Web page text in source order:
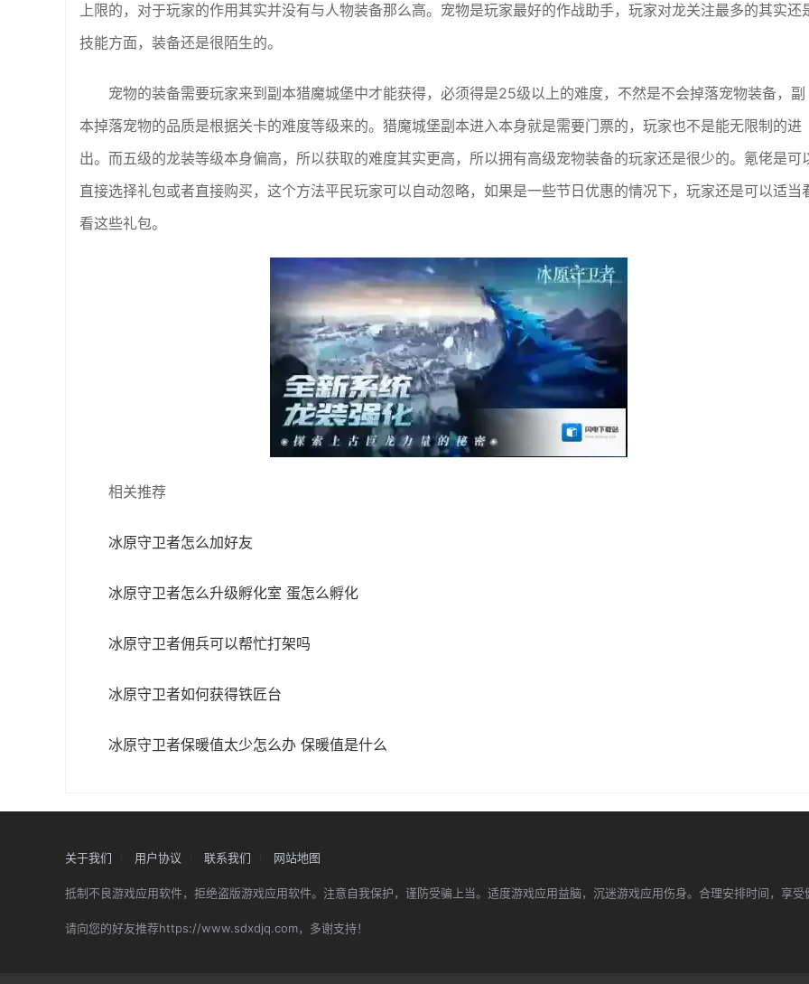
上限的，对于玩家的作用其实并没有与人物装备那么高。宠物是玩家最好的作战助手，玩家对龙关注最多的其实还
技能方面，装备还是很陌生的。
宠物的装备需要玩家来到副本猎魔城堡中才能获得，必须得是25级以上的难度，不然是不会掉落宠物装备，副
本掉落宠物的品质是根据关卡的难度等级来的。猎魔城堡副本进入本身就是需要门票的，玩家也不是能无限制的进
出。而五级的龙装等级本身偏高，所以获取的难度其实更高，所以拥有高级宠物装备的玩家还是很少的。氪佬是可
直接选择礼包或者直接购买，这个方法平民玩家可以自动忽略，如果是一些节日优惠的情况下，玩家还是可以适当
看这些礼包。
相关推荐
冰原守卫者怎么加好友
冰原守卫者怎么升级孵化室 蛋怎么孵化
冰原守卫者佣兵可以帮忙打架吗
冰原守卫者如何获得铁匠台
冰原守卫者保暖值太少怎么办 保暖值是什么
关于我们 用户协议 联系我们 网站地图
抵制不良游戏应用软件，拒绝盗版游戏应用软件。注意自我保护，谨防受骗上当。适度游戏应用益脑，沉迷游戏应用伤身。合理安排时间，享受
请向您的好友推荐https://www.sdxdjq.com，多谢支持！